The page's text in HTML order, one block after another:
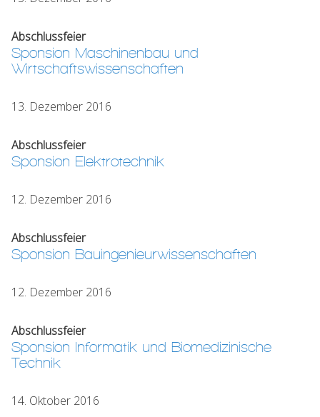
Abschlussfeier
Sponsion Maschinenbau und
Wirtschaftswissenschaften
13. Dezember 2016
Abschlussfeier
Sponsion Elektrotechnik
12. Dezember 2016
Abschlussfeier
Sponsion Bauingenieurwissenschaften
12. Dezember 2016
Abschlussfeier
Sponsion Informatik und Biomedizinische
Technik
14. Oktober 2016